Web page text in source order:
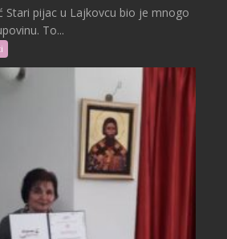
Stari pijac u Lajkovcu bio je mnogo
To...